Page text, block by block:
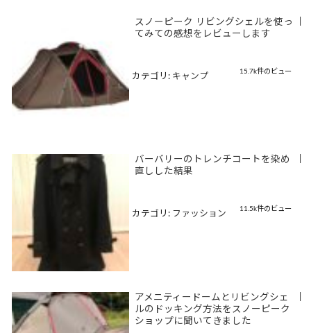
スノーピーク リビングシェルを使っ
てみての感想をレビューします
15.7k件のビュー
カテゴリ: キャンプ
バーバリーのトレンチコートを染め
直しした結果
11.5k件のビュー
カテゴリ: ファッション
アメニティードームとリビングシェ
ルのドッキング方法をスノーピーク
ショップに聞いてきました